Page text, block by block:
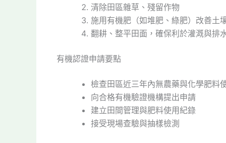
清除田區雜草、殘留作物
施用有機肥（如堆肥、綠肥）改善土
翻耕、整平田面，確保利於灌溉與排
有機認證申請要點
檢查田區近三年內無農藥與化學肥料
向合格有機驗證機構提出申請
建立田間管理與肥料使用紀錄
接受現場查驗與抽樣檢測